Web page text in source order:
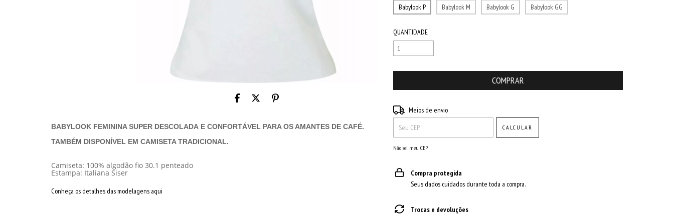
BABYLOOK FEMININA SUPER DESCOLADA E CONFORTÁVEL PARA OS AMANTES DE CAFÉ.
TAMBÉM DISPONÍVEL EM CAMISETA TRADICIONAL.
Camiseta: 100% algodão fio 30.1 penteado
Estampa: Italiana Siser
Conheça os detalhes das modelagens aqui
Babylook P
Babylook M Babylook G Babylook GG
QUANTIDADE
Entregas para o CEP:
Meios de envio
CALCULAR
Não sei meu CEP
Compra protegida
Seus dados cuidados durante toda a compra.
Trocas e devoluções